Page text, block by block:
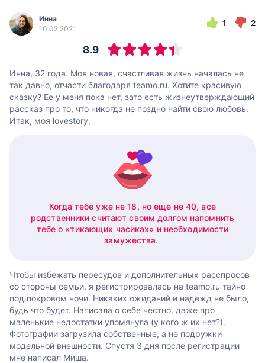
Инна
10.02.2021
8.9
1 2
Инна, 32 года. Моя новая, счастливая жизнь началась не
так давно, отчасти благодаря teamo.ru. Хотите красивую
сказку? Ее у меня пока нет, зато есть жизнеутверждающий
рассказ про то, что никогда не поздно найти свою любовь.
Итак, моя lovestory.
Когда тебе уже не 18, но еще не 40, все
родственники считают своим долгом напомнить
тебе о «тикающих часиках» и необходимости
замужества.
Чтобы избежать пересудов и дополнительных расспросов
со стороны семьи, я регистрировалась на teamo.ru тайно
под покровом ночи. Никаких ожиданий и надежд не было,
будь что будет. Написала о себе честно, даже про
маленькие недостатки упомянула (у кого ж их нет?).
Фотографии загрузила собственные, а не подружки
модельной внешности. Спустя 3 дня после регистрации
мне написал Миша.